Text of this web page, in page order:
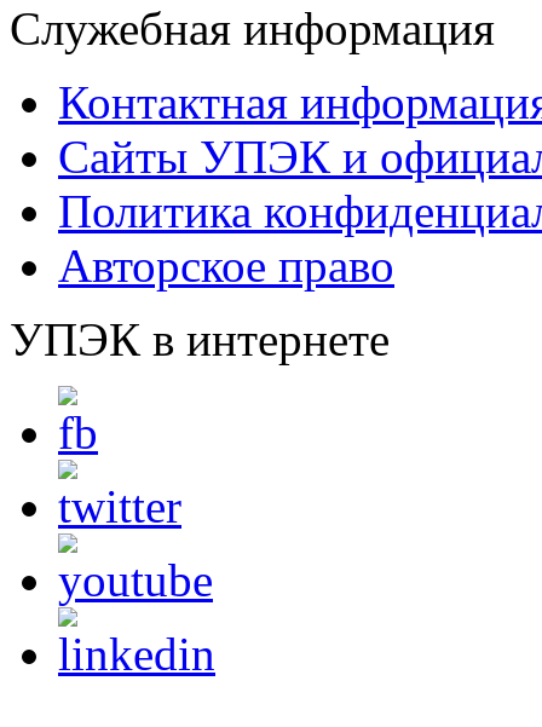
Служебная информация
Контактная
Сайты УПЭК и
Политика
Авторское право
УПЭК в интернете